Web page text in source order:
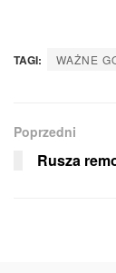
TAGI: WAŻNE
Poprzedni
Rusza